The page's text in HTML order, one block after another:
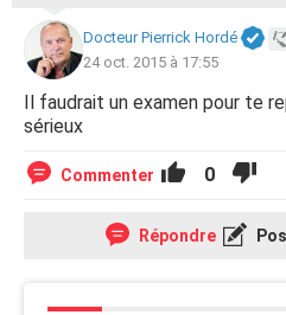
Docteur Pierrick Hordé
24 oct. 2015 à 17:55
Il faudrait un examen pour te
sérieux
Commenter 0
Répondre